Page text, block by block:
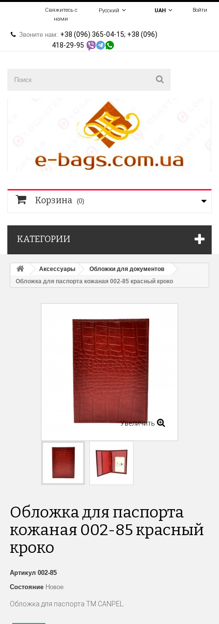
Войти
UAH
Русский
Свяжитесь с
нами
Звоните нам: +38 (096) 365-04-15; +38 (096)
418-29-95
Корзина (0)
КАТЕГОРИИ
Аксессуары
Обложки для документов
Обложка для паспорта кожаная 002-85 красный кроко
Увеличить
Обложка для паспорта
кожаная 002-85 красный
кроко
Артикул 002-85
Состояние Новое
Обложка для паспорта TM CANPEL.